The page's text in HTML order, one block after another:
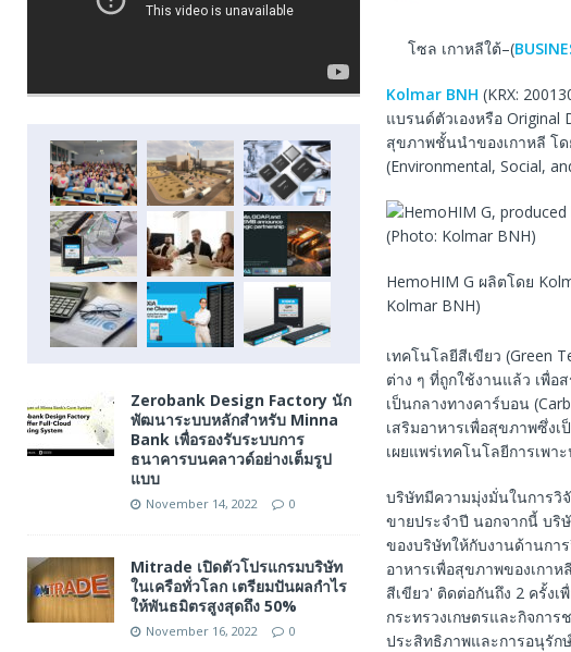
โซล เกาหลีใต้–(
Kolmar BNH (KRX:
แบรนด์ตัวเองหรือ Original
สุขภาพชั้นนำของเกาหลี โ
(Environmental, Social,
HemoHIM G ผลิตโดย
Kolmar BNH)
เทคโนโลยีสีเขียว (Green
ต่าง ๆ ที่ถูกใช้งานแล้ว เพื่อ
เป็นกลางทางคาร์บอน
เสริมอาหารเพื่อสุขภาพซึ่ง
เผยแพร่เทคโนโลยีการเพา
บริษัทมีความมุ่งมั่นในการวิ
ขายประจำปี นอกจากนี้ บริ
ของบริษัทให้กับงานด้านกา
อาหารเพื่อสุขภาพของเกา
สีเขียว' ติดต่อกันถึง 2 ครั้งเ
กระทรวงเกษตรและกิจการ
ประสิทธิภาพและการอนุรัก
Zerobank Design Factory นัก
พัฒนาระบบหลักสำหรับ Minna
Bank เพื่อรองรับระบบการ
ธนาคารบนคลาวด์อย่างเต็มรูป
แบบ
November 14, 2022 0
Mitrade เปิดตัวโปรแกรมบริษัท
ในเครือทั่วโลก เตรียมปันผลกำไร
ให้พันธมิตรสูงสุดถึง 50%
November 16, 2022 0